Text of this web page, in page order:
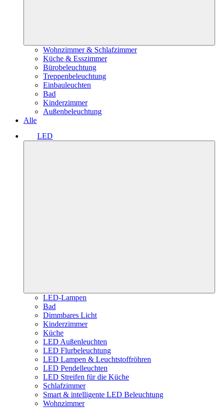
Wohnzimmer & Schlafzimmer
Küche & Esszimmer
Bürobeleuchtung
Treppenbeleuchtung
Einbauleuchten
Bad
Kinderzimmer
Außenbeleuchtung
Alle
LED
LED-Lampen
Bad
Dimmbares Licht
Kinderzimmer
Küche
LED Außenleuchten
LED Flurbeleuchtung
LED Lampen & Leuchtstoffröhren
LED Pendelleuchten
LED Streifen für die Küche
Schlafzimmer
Smart & intelligente LED Beleuchtung
Wohnzimmer